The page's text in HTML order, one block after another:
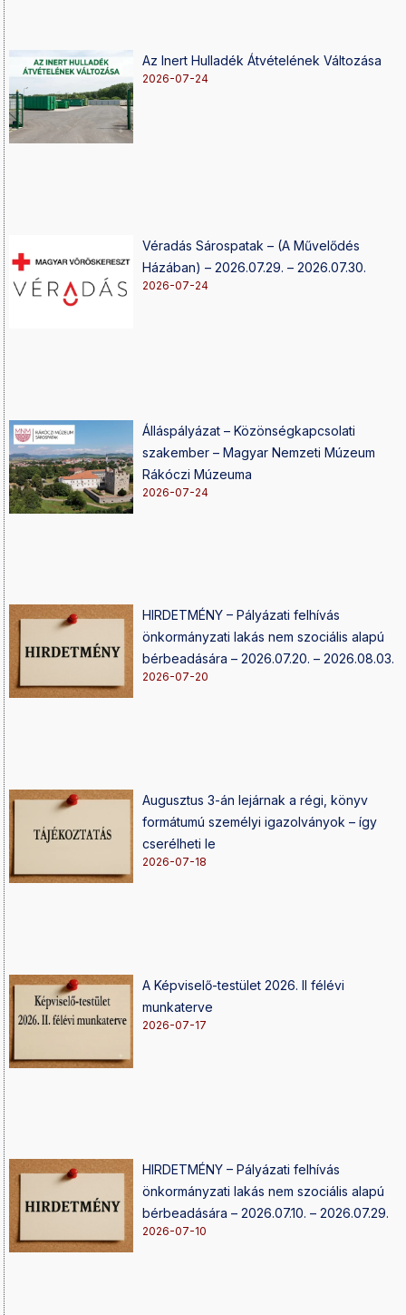
Az Inert Hulladék Átvételének Változása
2026-07-24
Véradás Sárospatak – (A Művelődés
Házában) – 2026.07.29. – 2026.07.30.
2026-07-24
Álláspályázat – Közönségkapcsolati
szakember – Magyar Nemzeti Múzeum
Rákóczi Múzeuma
2026-07-24
HIRDETMÉNY – Pályázati felhívás
önkormányzati lakás nem szociális alapú
bérbeadására – 2026.07.20. – 2026.08.03.
2026-07-20
Augusztus 3-án lejárnak a régi, könyv
formátumú személyi igazolványok – így
cserélheti le
2026-07-18
A Képviselő-testület 2026. II félévi
munkaterve
2026-07-17
HIRDETMÉNY – Pályázati felhívás
önkormányzati lakás nem szociális alapú
bérbeadására – 2026.07.10. – 2026.07.29.
2026-07-10